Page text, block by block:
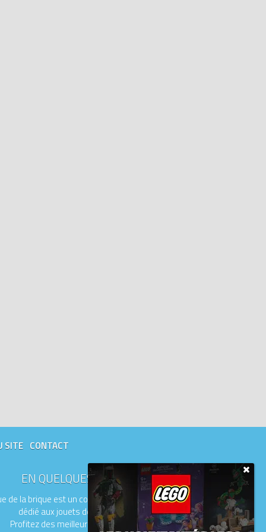
SITE CONTACT
EN QUELQUES MOTS
de la brique est un comparateur de prix
dédié aux jouets de la marque LEGO.
Profitez des meilleurs prix du moment.